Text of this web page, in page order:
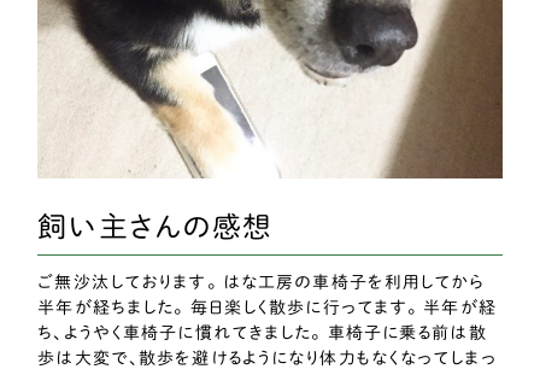
飼い主さんの感想
ご無沙汰しております。 はな工房の車椅子を利用してから
半年が経ちました。 毎日楽しく散歩に行ってます。 半年が経
ち、ようやく車椅子に慣れてきました。 車椅子に乗る前は散
歩は大変で、散歩を避けるようになり体力もなくなってしまっ